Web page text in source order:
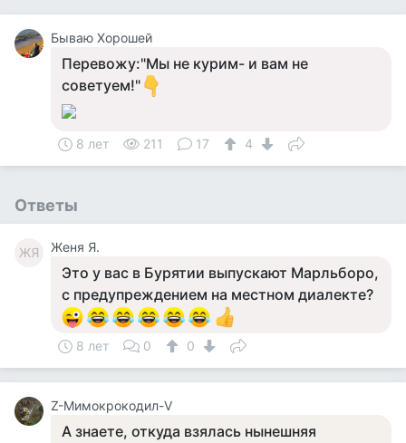
Бываю Хорошей
Перевожу:"Мы не курим- и вам не
советуем!"
8 лет 211 17 4
Ответы
ЖЯ Женя Я.
Это у вас в Бурятии выпускают Марльборо,
с предупреждением на местном диалекте?
8 лет 0 0
Z-Мимокрокодил-V
А знаете, откуда взялась нынешняя